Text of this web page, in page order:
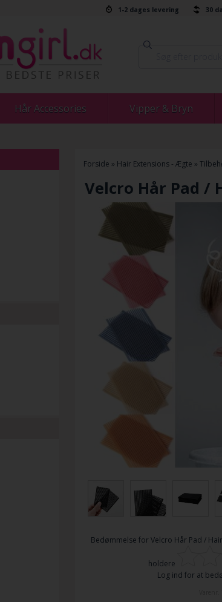
1-2 dages levering 30
Hår Accessories Vipper & Bryn
Forside » Hair Extensions - Ægte »
Velcro Hår Pad /
Bedømmelse for Velcro Hår Pad /
holdere
Log ind for at